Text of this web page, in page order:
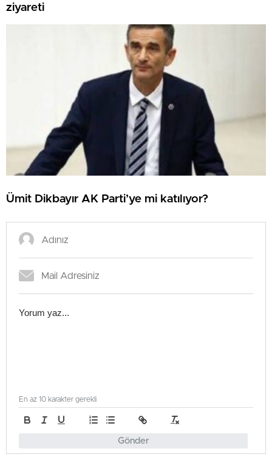
ziyareti
Ümit Dikbayır AK Parti’ye mi katılıyor?
Gönder
En az 10 karakter gerekli